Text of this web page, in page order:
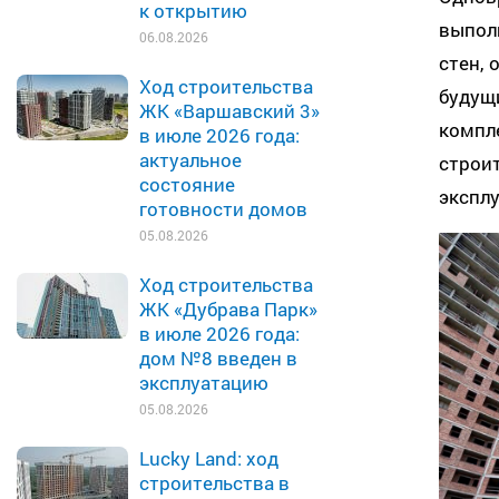
к открытию
06.08.2026
Ход строительства
ЖК «Варшавский 3»
в июле 2026 года:
актуальное
состояние
готовности домов
05.08.2026
Ход строительства
ЖК «Дубрава Парк»
в июле 2026 года:
дом №8 введен в
эксплуатацию
05.08.2026
Lucky Land: ход
строительства в
стен,